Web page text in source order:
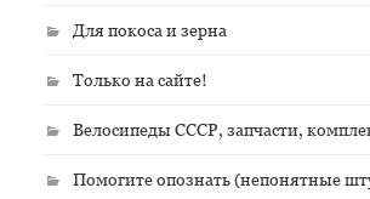
Для покоса и зерна
Только на сайте!
Велосипеды СССР, запчасти,
Помогите опознать (непонятные